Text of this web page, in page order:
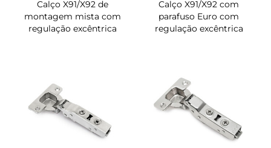
Calço X91/X92 de
montagem mista com
regulação excêntrica
Calço X91/X92 com
parafuso Euro com
regulação excêntrica